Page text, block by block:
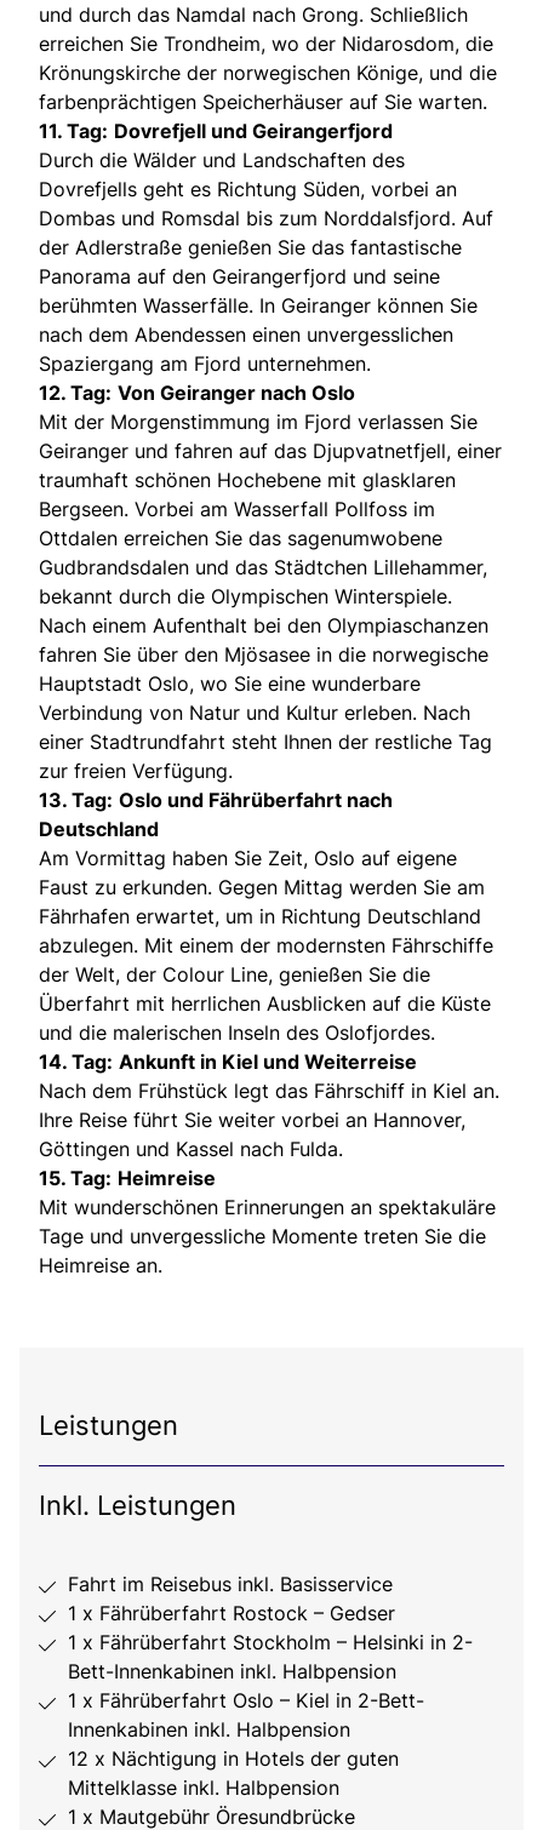
und durch das Namdal nach Grong. Schließlich
erreichen Sie Trondheim, wo der Nidarosdom, die
Krönungskirche der norwegischen Könige, und die
farbenprächtigen Speicherhäuser auf Sie warten.
11. Tag: Dovrefjell und Geirangerfjord
Durch die Wälder und Landschaften des
Dovrefjells geht es Richtung Süden, vorbei an
Dombas und Romsdal bis zum Norddalsfjord. Auf
der Adlerstraße genießen Sie das fantastische
Panorama auf den Geirangerfjord und seine
berühmten Wasserfälle. In Geiranger können Sie
nach dem Abendessen einen unvergesslichen
Spaziergang am Fjord unternehmen.
12. Tag: Von Geiranger nach Oslo
Mit der Morgenstimmung im Fjord verlassen Sie
Geiranger und fahren auf das Djupvatnetfjell, einer
traumhaft schönen Hochebene mit glasklaren
Bergseen. Vorbei am Wasserfall Pollfoss im
Ottdalen erreichen Sie das sagenumwobene
Gudbrandsdalen und das Städtchen Lillehammer,
bekannt durch die Olympischen Winterspiele.
Nach einem Aufenthalt bei den Olympiaschanzen
fahren Sie über den Mjösasee in die norwegische
Hauptstadt Oslo, wo Sie eine wunderbare
Verbindung von Natur und Kultur erleben. Nach
einer Stadtrundfahrt steht Ihnen der restliche Tag
zur freien Verfügung.
13. Tag: Oslo und Fährüberfahrt nach
Deutschland
Am Vormittag haben Sie Zeit, Oslo auf eigene
Faust zu erkunden. Gegen Mittag werden Sie am
Fährhafen erwartet, um in Richtung Deutschland
abzulegen. Mit einem der modernsten Fährschiffe
der Welt, der Colour Line, genießen Sie die
Überfahrt mit herrlichen Ausblicken auf die Küste
und die malerischen Inseln des Oslofjordes.
14. Tag: Ankunft in Kiel und Weiterreise
Nach dem Frühstück legt das Fährschiff in Kiel an.
Ihre Reise führt Sie weiter vorbei an Hannover,
Göttingen und Kassel nach Fulda.
15. Tag: Heimreise
Mit wunderschönen Erinnerungen an spektakuläre
Tage und unvergessliche Momente treten Sie die
Heimreise an.
Leistungen
Inkl. Leistungen
Fahrt im Reisebus inkl. Basisservice
1 x Fährüberfahrt Rostock – Gedser
1 x Fährüberfahrt Stockholm – Helsinki in 2-
Bett-Innenkabinen inkl. Halbpension
1 x Fährüberfahrt Oslo – Kiel in 2-Bett-
Innenkabinen inkl. Halbpension
12 x Nächtigung in Hotels der guten
Mittelklasse inkl. Halbpension
1 x Mautgebühr Öresundbrücke